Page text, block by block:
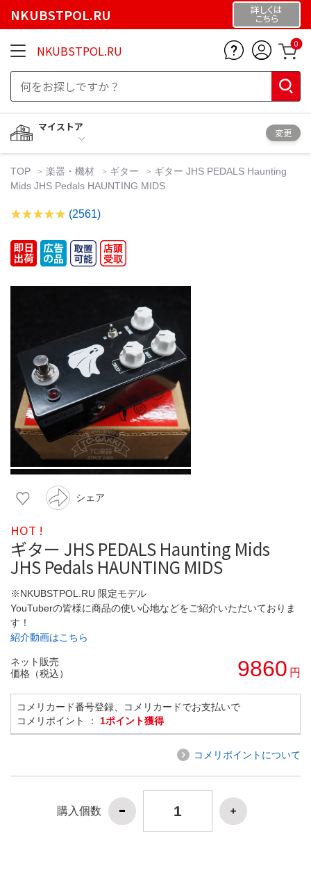
NKUBSTPOL.RU 詳しくは
こちら
NKUBSTPOL.RU 0
マイストア
変更
TOP 楽器・機材 ギター
ギター JHS PEDALS Haunting
Mids JHS Pedals HAUNTING MIDS
(2561)
シェア
HOT !
ギター JHS PEDALS Haunting Mids
JHS Pedals HAUNTING MIDS
※NKUBSTPOL.RU 限定モデル
YouTuberの皆様に商品の使い心地などをご紹介いただいておりま
す！
紹介動画はこちら
ネット販売
価格（税込）
9860 円
コメリカード番号登録、コメリカードでお支払いで
コメリポイント ： 1ポイント獲得
コメリポイントについて
購入個数